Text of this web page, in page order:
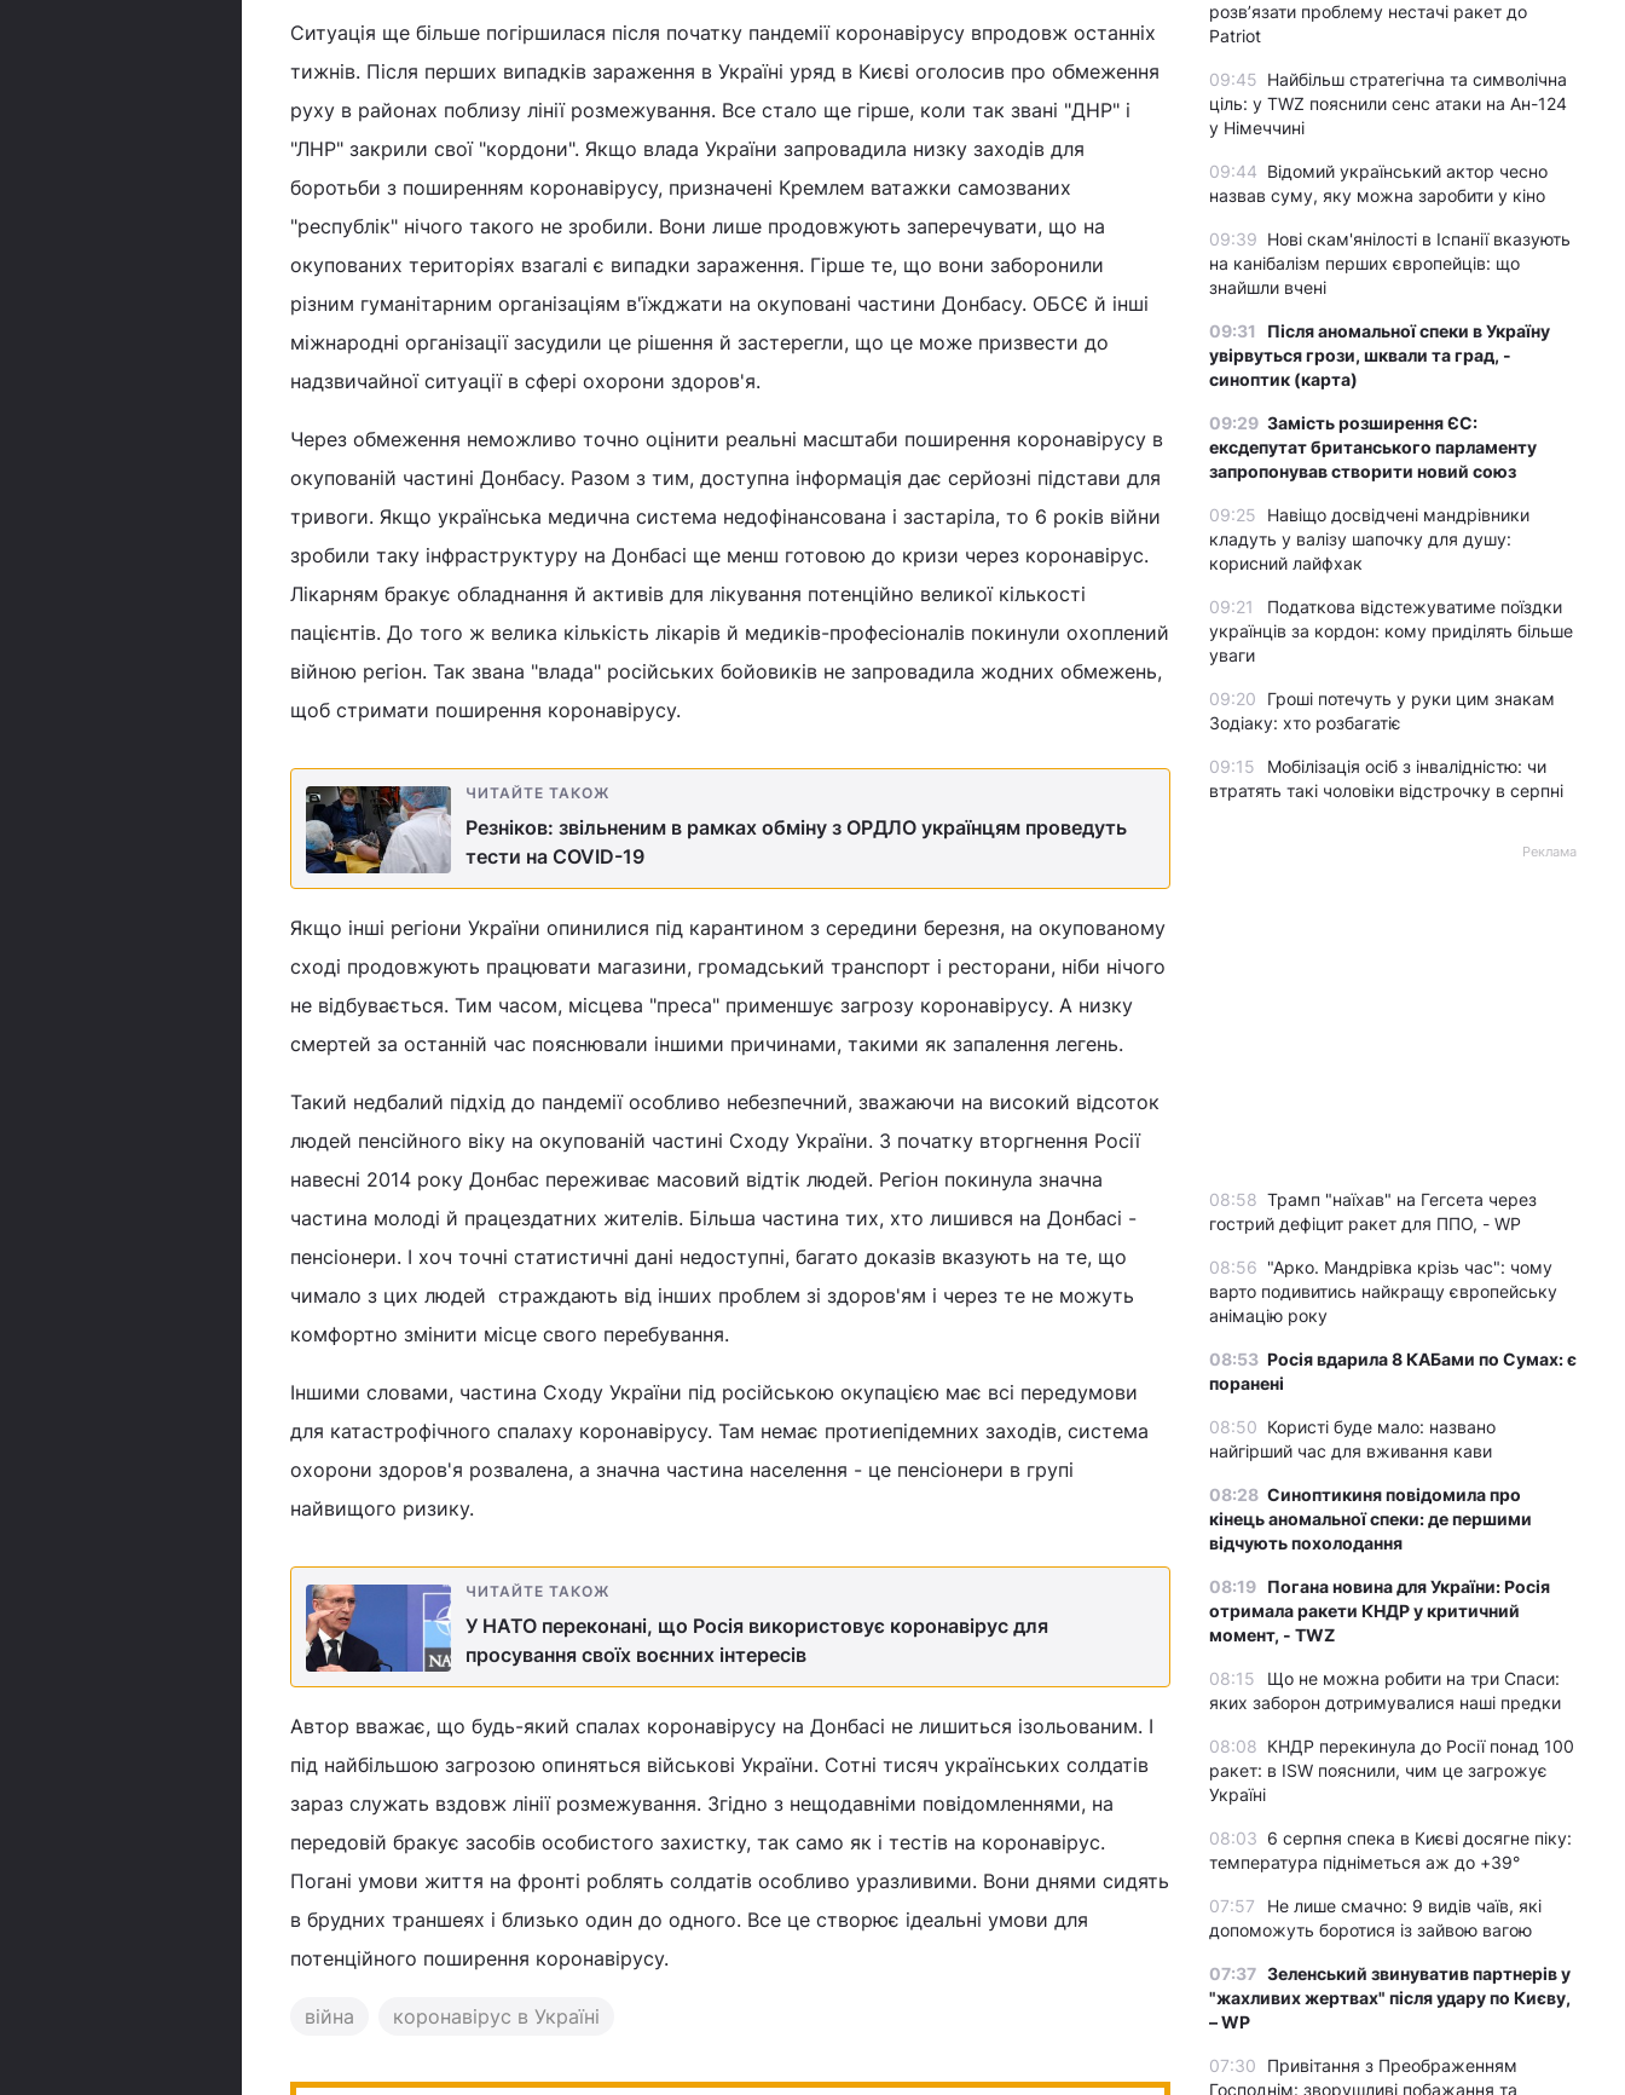
Ситуація ще більше погіршилася після початку пандемії коронавірусу впродовж останніх
тижнів. Після перших випадків зараження в Україні уряд в Києві оголосив про обмеження
руху в районах поблизу лінії розмежування. Все стало ще гірше, коли так звані "ДНР" і
"ЛНР" закрили свої "кордони". Якщо влада України запровадила низку заходів для
боротьби з поширенням коронавірусу, призначені Кремлем ватажки самозваних
"республік" нічого такого не зробили. Вони лише продовжують заперечувати, що на
окупованих територіях взагалі є випадки зараження. Гірше те, що вони заборонили
різним гуманітарним організаціям в'їжджати на окуповані частини Донбасу. ОБСЄ й інші
міжнародні організації засудили це рішення й застерегли, що це може призвести до
надзвичайної ситуації в сфері охорони здоров'я.
Через обмеження неможливо точно оцінити реальні масштаби поширення коронавірусу в
окупованій частині Донбасу. Разом з тим, доступна інформація дає серйозні підстави для
тривоги. Якщо українська медична система недофінансована і застаріла, то 6 років війни
зробили таку інфраструктуру на Донбасі ще менш готовою до кризи через коронавірус.
Лікарням бракує обладнання й активів для лікування потенційно великої кількості
пацієнтів. До того ж велика кількість лікарів й медиків-професіоналів покинули охоплений
війною регіон. Так звана "влада" російських бойовиків не запровадила жодних обмежень,
щоб стримати поширення коронавірусу.
ЧИТАЙТЕ ТАКОЖ
Резніков: звільненим в рамках обміну з ОРДЛО українцям проведуть
тести на COVID-19
Якщо інші регіони України опинилися під карантином з середини березня, на окупованому
сході продовжують працювати магазини, громадський транспорт і ресторани, ніби нічого
не відбувається. Тим часом, місцева "преса" применшує загрозу коронавірусу. А низку
смертей за останній час пояснювали іншими причинами, такими як запалення легень.
Такий недбалий підхід до пандемії особливо небезпечний, зважаючи на високий відсоток
людей пенсійного віку на окупованій частині Сходу України. З початку вторгнення Росії
навесні 2014 року Донбас переживає масовий відтік людей. Регіон покинула значна
частина молоді й працездатних жителів. Більша частина тих, хто лишився на Донбасі -
пенсіонери. І хоч точні статистичні дані недоступні, багато доказів вказують на те, що
чимало з цих людей страждають від інших проблем зі здоров'ям і через те не можуть
комфортно змінити місце свого перебування.
Іншими словами, частина Сходу України під російською окупацією має всі передумови
для катастрофічного спалаху коронавірусу. Там немає протиепідемних заходів, система
охорони здоров'я розвалена, а значна частина населення - це пенсіонери в групі
найвищого ризику.
ЧИТАЙТЕ ТАКОЖ
У НАТО переконані, що Росія використовує коронавірус для
просування своїх воєнних інтересів
Автор вважає, що будь-який спалах коронавірусу на Донбасі не лишиться ізольованим. І
під найбільшою загрозою опиняться військові України. Сотні тисяч українських солдатів
зараз служать вздовж лінії розмежування. Згідно з нещодавніми повідомленнями, на
передовій бракує засобів особистого захистку, так само як і тестів на коронавірус.
Погані умови життя на фронті роблять солдатів особливо уразливими. Вони днями сидять
в брудних траншеях і близько один до одного. Все це створює ідеальні умови для
потенційного поширення коронавірусу.
війна коронавірус в Україні
розвʼязати проблему нестачі ракет до
Patriot
09:45 Найбільш стратегічна та символічна
ціль: у TWZ пояснили сенс атаки на Ан-124
у Німеччині
09:44 Відомий український актор чесно
назвав суму, яку можна заробити у кіно
09:39 Нові скам'янілості в Іспанії вказують
на канібалізм перших європейців: що
знайшли вчені
09:31
Після аномальної спеки в Україну
увірвуться грози, шквали та град, -
синоптик (карта)
09:29 Замість розширення ЄС:
ексдепутат британського парламенту
запропонував створити новий союз
09:25
Навіщо досвідчені мандрівники
кладуть у валізу шапочку для душу:
корисний лайфхак
09:21
Податкова відстежуватиме поїздки
українців за кордон: кому приділять більше
уваги
09:20
Гроші потечуть у руки цим знакам
Зодіаку: хто розбагатіє
09:15
Мобілізація осіб з інвалідністю: чи
втратять такі чоловіки відстрочку в серпні
Реклама
08:58 Трамп "наїхав" на Гегсета через
гострий дефіцит ракет для ППО, - WP
08:56 "Арко. Мандрівка крізь час": чому
варто подивитись найкращу європейську
анімацію року
08:53 Росія вдарила 8 КАБами по Сумах: є
поранені
08:50 Користі буде мало: названо
найгірший час для вживання кави
08:28 Синоптикиня повідомила про
кінець аномальної спеки: де першими
відчують похолодання
08:19 Погана новина для України: Росія
отримала ракети КНДР у критичний
момент, - TWZ
08:15
Що не можна робити на три Спаси:
яких заборон дотримувалися наші предки
08:08 КНДР перекинула до Росії понад 100
ракет: в ISW пояснили, чим це загрожує
Україні
08:03 6 серпня спека в Києві досягне піку:
температура підніметься аж до +39°
07:57
Не лише смачно: 9 видів чаїв, які
допоможуть боротися із зайвою вагою
07:37 Зеленський звинуватив партнерів у
"жахливих жертвах" після удару по Києву,
– WP
07:30
Привітання з Преображенням
Господнім: зворушливі побажання та